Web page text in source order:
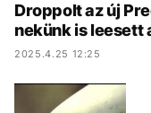
Droppolt az új
nekünk is leesett
2025.4.25 12:25